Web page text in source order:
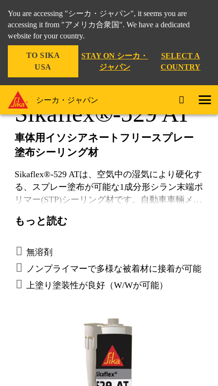
You are accessing "シーカ・ジャパン", it seems you are
accessing it from "アメリカ合衆国". We have a dedicated
website for your country.
TO SIKA
USA
STAY ON シーカ・
ジャパン
SELECT A
COUNTRY
シーカ・ジャパン
Sikaflex®-529 AT
車体用イソシアネートフリースプレー
塗布シーリング材
Sikaflex®-529 ATは、空気中の湿気により硬化す
る、スプレー塗布が可能な1成分形シラン末端ポ
リマー(STP)シーリング材です。自動車車輛メー
ド）でのシームシーリングに使用されます。ボ
例えば⾦属⽤プライマー、塗装、⾦属、塗装さ
れたプラスチック、およびプラスチックに良好
に接着します。 塗布された部位は、車体への飛
び石やその他の衝撃に対する耐性が向上しま
もっと読む
無溶剤
ノンプライマーで多様な被着材に接着が可能
上塗り塗装性が良好（W/Wが可能）